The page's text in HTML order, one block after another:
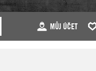
MŮJ ÚČET